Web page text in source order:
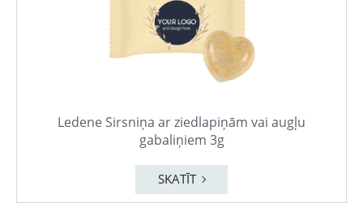
Ledene Sirsniņa ar ziedlapiņām vai augļu
gabaliņiem 3g
SKATĪT